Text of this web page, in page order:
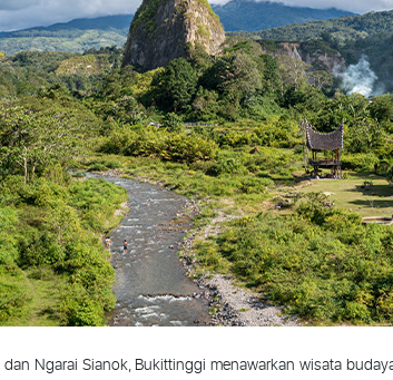
dan Ngarai Sianok, Bukittinggi menawarkan wisata